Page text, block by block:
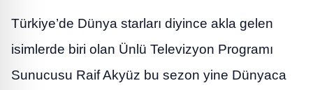
Türkiye’de Dünya starları diyince akla gelen
isimlerde biri olan Ünlü Televizyon Programı
Sunucusu Raif Akyüz bu sezon yine Dünyaca